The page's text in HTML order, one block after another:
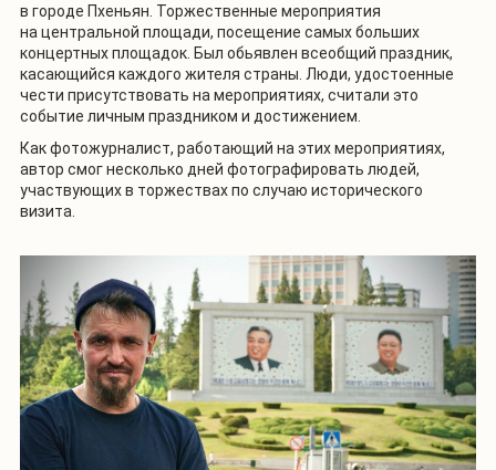
в городе Пхеньян. Торжественные мероприятия
на центральной площади, посещение самых больших
концертных площадок. Был обьявлен всеобщий праздник,
касающийся каждого жителя страны. Люди, удостоенные
чести присутствовать на мероприятиях, считали это
событие личным праздником и достижением.
Как фотожурналист, работающий на этих мероприятиях,
автор смог несколько дней фотографировать людей,
участвующих в торжествах по случаю исторического
визита.